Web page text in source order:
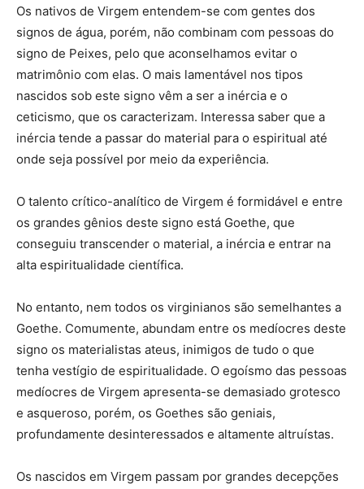
Os nativos de Virgem entendem-se com gentes dos
signos de água, porém, não combinam com pessoas do
signo de Peixes, pelo que aconselhamos evitar o
matrimônio com elas. O mais lamentável nos tipos
nascidos sob este signo vêm a ser a inércia e o
ceticismo, que os caracterizam. Interessa saber que a
inércia tende a passar do material para o espiritual até
onde seja possível por meio da experiência.
O talento crítico-analítico de Virgem é formidável e entre
os grandes gênios deste signo está Goethe, que
conseguiu transcender o material, a inércia e entrar na
alta espiritualidade científica.
No entanto, nem todos os virginianos são semelhantes a
Goethe. Comumente, abundam entre os medíocres deste
signo os materialistas ateus, inimigos de tudo o que
tenha vestígio de espiritualidade. O egoísmo das pessoas
medíocres de Virgem apresenta-se demasiado grotesco
e asqueroso, porém, os Goethes são geniais,
profundamente desinteressados e altamente altruístas.
Os nascidos em Virgem passam por grandes decepções